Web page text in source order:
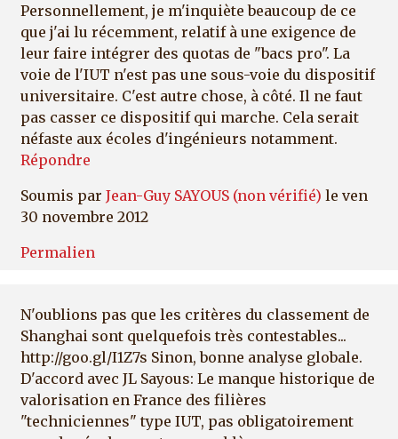
Personnellement, je m'inquiète beaucoup de ce
que j'ai lu récemment, relatif à une exigence de
leur faire intégrer des quotas de "bacs pro". La
voie de l'IUT n'est pas une sous-voie du dispositif
universitaire. C'est autre chose, à côté. Il ne faut
pas casser ce dispositif qui marche. Cela serait
néfaste aux écoles d'ingénieurs notamment.
Répondre
Soumis par Jean-Guy SAYOUS (non vérifié) le ven
30 novembre 2012
Permalien
N'oublions pas que les critères du classement de
Shanghai sont quelquefois très contestables...
http://goo.gl/I1Z7s Sinon, bonne analyse globale.
D'accord avec JL Sayous: Le manque historique de
valorisation en France des filières
"techniciennes" type IUT, pas obligatoirement